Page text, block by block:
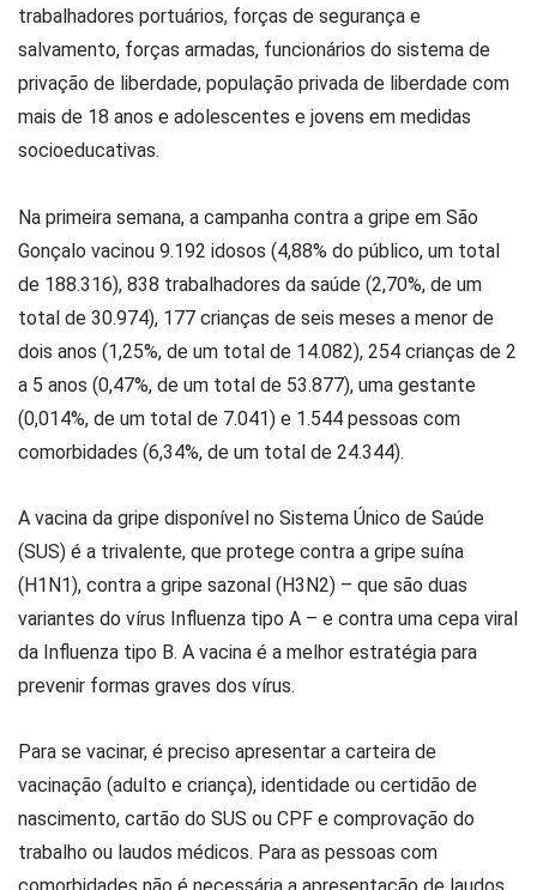
trabalhadores portuários, forças de segurança e
salvamento, forças armadas, funcionários do sistema de
privação de liberdade, população privada de liberdade com
mais de 18 anos e adolescentes e jovens em medidas
socioeducativas.
Na primeira semana, a campanha contra a gripe em São
Gonçalo vacinou 9.192 idosos (4,88% do público, um total
de 188.316), 838 trabalhadores da saúde (2,70%, de um
total de 30.974), 177 crianças de seis meses a menor de
dois anos (1,25%, de um total de 14.082), 254 crianças de 2
a 5 anos (0,47%, de um total de 53.877), uma gestante
(0,014%, de um total de 7.041) e 1.544 pessoas com
comorbidades (6,34%, de um total de 24.344).
A vacina da gripe disponível no Sistema Único de Saúde
(SUS) é a trivalente, que protege contra a gripe suína
(H1N1), contra a gripe sazonal (H3N2) – que são duas
variantes do vírus Influenza tipo A – e contra uma cepa viral
da Influenza tipo B. A vacina é a melhor estratégia para
prevenir formas graves dos vírus.
Para se vacinar, é preciso apresentar a carteira de
vacinação (adulto e criança), identidade ou certidão de
nascimento, cartão do SUS ou CPF e comprovação do
trabalho ou laudos médicos. Para as pessoas com